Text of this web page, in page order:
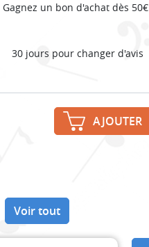
Gagnez un bon d'achat dès 50€
30 jours pour changer d'avis
AJOUTER
Voir tout